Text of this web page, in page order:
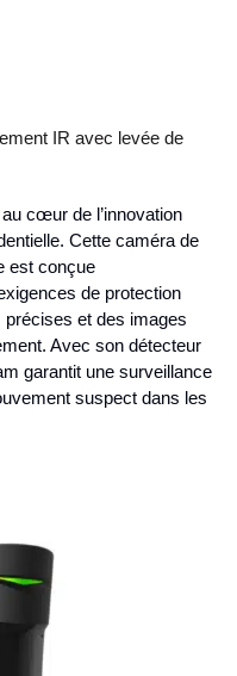
IR avec levée de
cœur de l’innovation
Cette caméra de
est conçue
de protection
et des images
Avec son détecteur
garantit une surveillance
suspect dans les